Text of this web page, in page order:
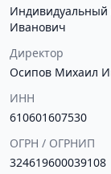
Иванович
Директор
Осипов Михаил
ИНН
610601607530
ОГРН / ОГРНИП
324619600039108